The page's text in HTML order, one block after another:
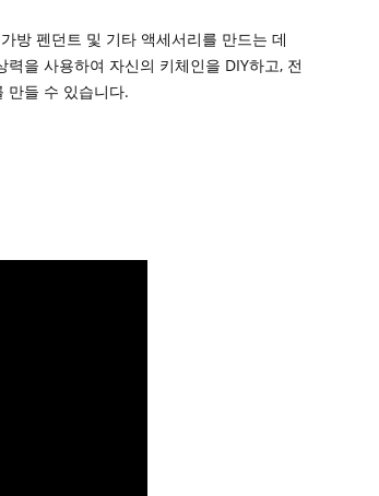
방 펜던트 및 기타 액세서리를 만드는 데
을 사용하여 자신의 키체인을 DIY하고, 전
만들 수 있습니다.